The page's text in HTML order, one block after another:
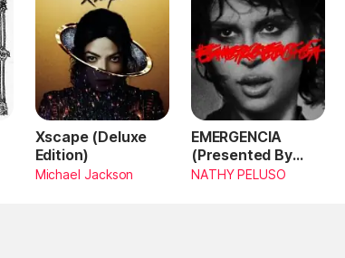
Xscape (Deluxe
Edition)
Michael Jackson
EMERGENCIA
(Presented By
PlayStation,
NATHY PELUSO